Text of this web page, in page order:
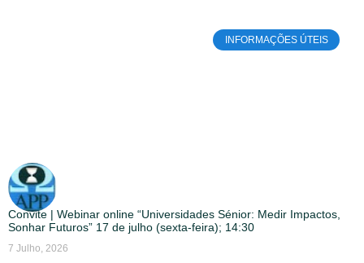
INFORMAÇÕES ÚTEIS
Convite | Webinar online “Universidades Sénior: Medir Impactos,
Sonhar Futuros” 17 de julho (sexta-feira); 14:30
7 Julho, 2026